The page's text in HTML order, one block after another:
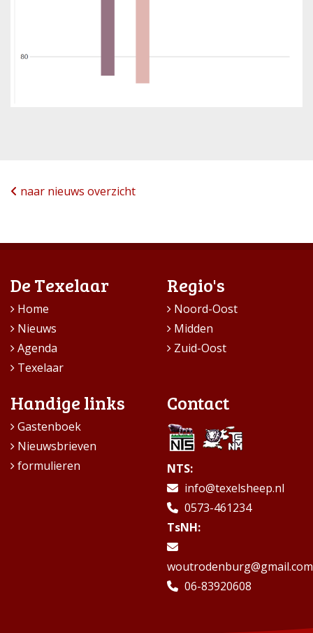
naar nieuws overzicht
De Texelaar
Home
Nieuws
Agenda
Texelaar
Regio's
Noord-Oost
Midden
Zuid-Oost
Handige links
Gastenboek
Nieuwsbrieven
formulieren
Contact
NTS:
info@texelsheep.nl
0573-461234
TsNH:
woutrodenburg@gmail.com
06-83920608